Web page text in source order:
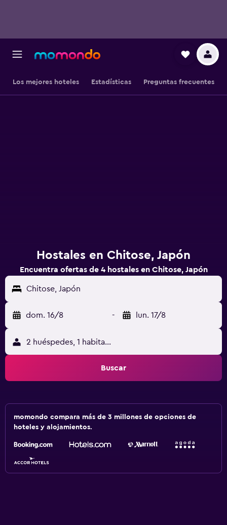
Los mejores hoteles Estadísticas Preguntas frecuentes
Hostales en Chitose, Japón
Encuentra ofertas de 4 hostales en Chitose, Japón
Chitose, Japón
dom. 16/8 - lun. 17/8
2 huéspedes, 1 habitación
Buscar
momondo compara más de 3 millones de opciones de
hoteles y alojamientos.